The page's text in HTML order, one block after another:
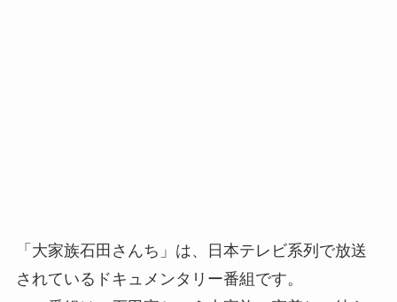
「大家族石田さんち」は、日本テレビ系列で放送
されているドキュメンタリー番組です。